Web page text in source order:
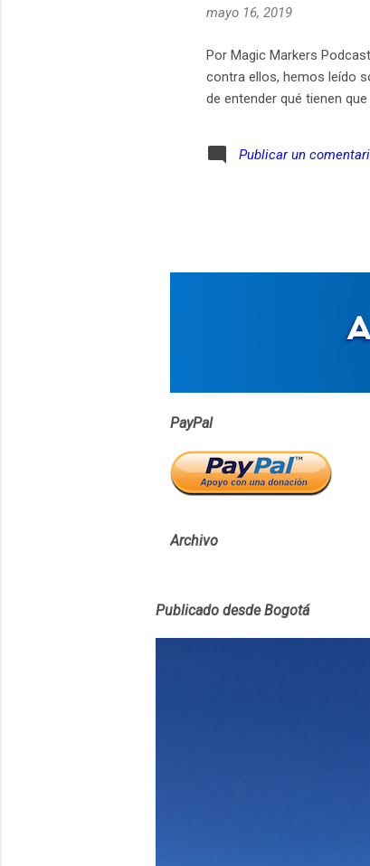
mayo 16, 2019
Por Magic Markers
contra ellos, hemos leído
de entender qué tienen
Publicar un
PayPal
Archivo
Publicado desde Bogotá